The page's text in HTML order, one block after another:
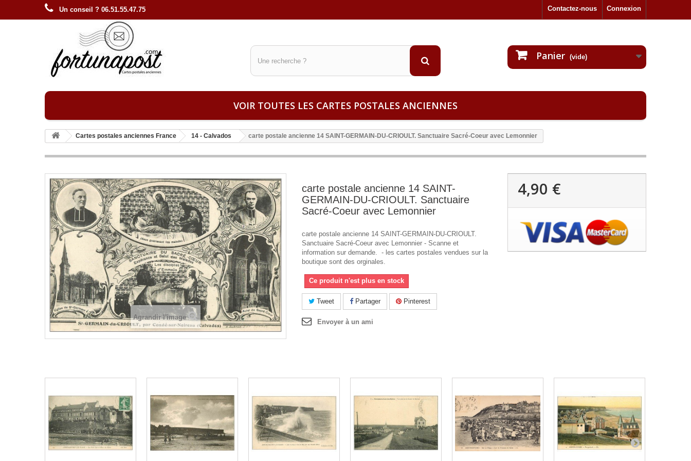
Connexion
Contactez-nous
Un conseil ? 06.51.55.47.75
Panier (vide)
VOIR TOUTES LES CARTES POSTALES ANCIENNES
Cartes postales anciennes France 14 - Calvados carte postale ancienne 14 SAINT-GERMAIN-DU-CRIOULT. Sanctuaire Sacré-Coeur avec Lemonnier
Agrandir l'image
carte postale ancienne 14 SAINT-
GERMAIN-DU-CRIOULT. Sanctuaire
Sacré-Coeur avec Lemonnier
carte postale ancienne 14 SAINT-GERMAIN-DU-CRIOULT.
Sanctuaire Sacré-Coeur avec Lemonnier - Scanne et
information sur demande. - les cartes postales vendues sur la
boutique sont des orginales.
Ce produit n'est plus en stock
Tweet Partager Pinterest
Envoyer à un ami
4,90 €